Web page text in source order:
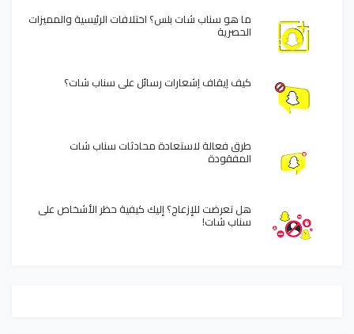
ما هو سناب شات بلس؟ اختلافات الرئيسية والمميزات
الحصرية
كيف إيقاف إشعارات رسائل على سناب شات؟
طرق فعالة لاستعادة محادثات سناب شات
المفقودة
هل تعرضت للإزعاج؟ إليك كيفية حظر الأشخاص على
سناب شات!